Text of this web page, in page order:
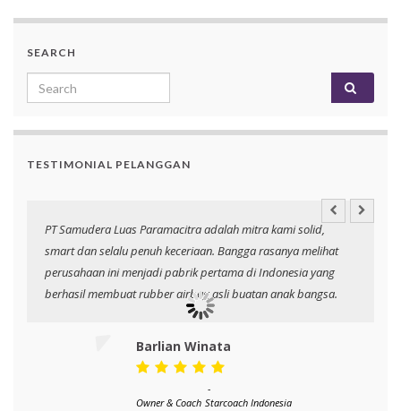
SEARCH
Search for:
TESTIMONIAL PELANGGAN
PT Samudera Luas Paramacitra adalah mitra kami solid,
smart dan selalu penuh keceriaan. Bangga rasanya melihat
perusahaan ini menjadi pabrik pertama di Indonesia yang
berhasil membuat rubber airbag asli buatan anak bangsa.
Barlian Winata
Owner & Coach
-
Starcoach Indonesia